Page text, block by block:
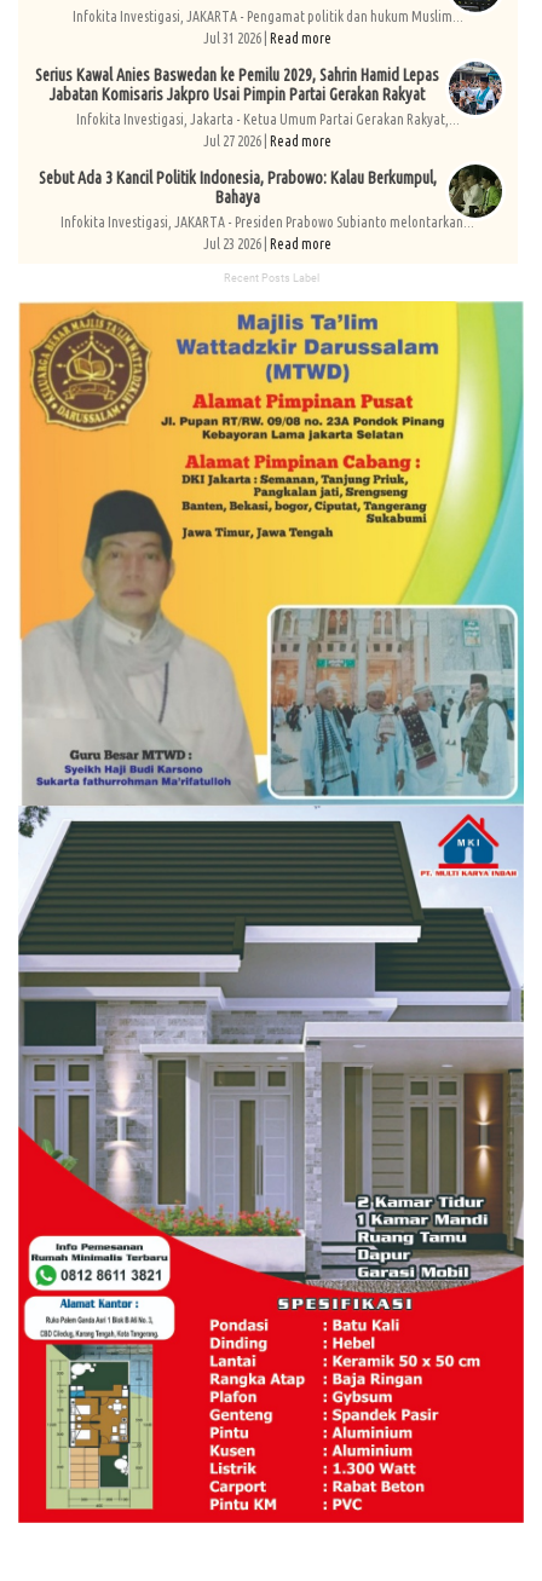
Infokita Investigasi, JAKARTA - Pengamat politik dan hukum Muslim...
Jul 31 2026 |Read more
Serius Kawal Anies Baswedan ke Pemilu 2029, Sahrin Hamid Lepas
Jabatan Komisaris Jakpro Usai Pimpin Partai Gerakan Rakyat
Infokita Investigasi, Jakarta - Ketua Umum Partai Gerakan Rakyat,...
Jul 27 2026 |Read more
Sebut Ada 3 Kancil Politik Indonesia, Prabowo: Kalau Berkumpul,
Bahaya
Infokita Investigasi, JAKARTA - Presiden Prabowo Subianto melontarkan...
Jul 23 2026 |Read more
Recent Posts Label